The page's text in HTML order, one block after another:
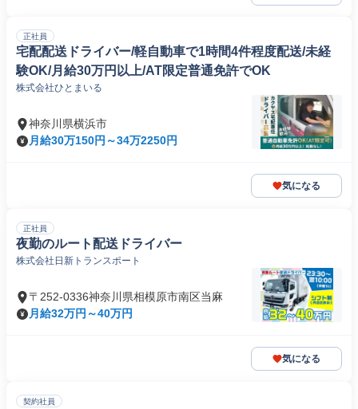
正社員
宅配配送ドライバー/軽自動車で1時間4件程度配送/未経
験OK/月給30万円以上/AT限定普通免許でOK
株式会社ひとまいる
神奈川県横浜市
月給30万150円～34万2250円
気になる
正社員
夜勤のルート配送ドライバー
株式会社日新トランスポート
〒252-0336神奈川県相模原市南区当麻
月給32万円～40万円
気になる
契約社員